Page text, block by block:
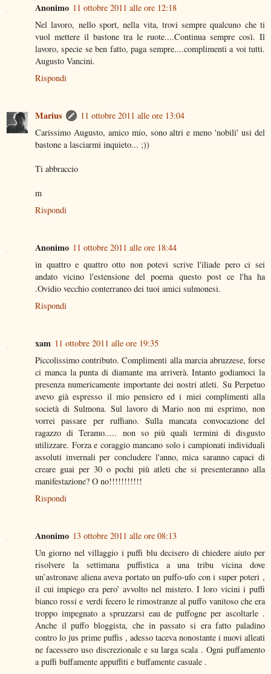
Anonimo 11 ottobre 2011 alle ore 12:18
Nel lavoro, nello sport, nella vita, trovi sempre qualcuno che ti
vuol mettere il bastone tra le ruote....Continua sempre così. Il
lavoro, specie se ben fatto, paga sempre....complimenti a voi tutti.
Augusto Vancini.
Rispondi
Marius
11 ottobre 2011 alle ore 13:04
Carissimo Augusto, amico mio, sono altri e meno 'nobili' usi del
bastone a lasciarmi inquieto... ;))
Ti abbraccio
m
Rispondi
Anonimo 11 ottobre 2011 alle ore 18:44
in quattro e quattro otto non potevi scrive l'iliade pero ci sei
andato vicino l'estensione del poema questo post ce l'ha ha
.Ovidio vecchio conterraneo dei tuoi amici sulmonesi.
Rispondi
xam 11 ottobre 2011 alle ore 19:35
Piccolissimo contributo. Complimenti alla marcia abruzzese, forse
ci manca la punta di diamante ma arriverà. Intanto godiamoci la
presenza numericamente importante dei nostri atleti. Su Perpetuo
avevo già espresso il mio pensiero ed i miei complimenti alla
società di Sulmona. Sul lavoro di Mario non mi esprimo, non
vorrei passare per ruffiano. Sulla mancata convocazione del
ragazzo di Teramo..... non so più quali termini di disgusto
utilizzare. Forza e coraggio mancano solo i campionati individuali
assoluti invernali per concludere l'anno, mica saranno capaci di
creare guai per 30 o pochi più atleti che si presenteranno alla
manifestazione? O no!!!!!!!!!!!
Rispondi
Anonimo 13 ottobre 2011 alle ore 08:13
Un giorno nel villaggio i puffi blu decisero di chiedere aiuto per
risolvere la settimana puffistica a una tribu vicina dove
un’astronave aliena aveva portato un puffo-ufo con i super poteri ,
il cui impiego era pero’ avvolto nel mistero. I loro vicini i puffi
bianco rossi e verdi fecero le rimostranze al puffo vanitoso che era
troppo impegnato a spruzzarsi eau de puffogne per ascoltarle .
Anche il puffo bloggista, che in passato si era fatto paladino
contro lo jus prime puffis , adesso taceva nonostante i nuovi alleati
ne facessero uso discrezionale e su larga scala . Ogni puffamento
a puffi buffamente appuffiti e buffamente casuale .